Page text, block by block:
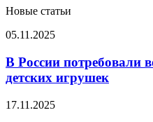
Новые статьи
В
потребовали
возродить
институт
игрушек
05.11.2025
В России потребовали
детских игрушек
Мужчина,
17.11.2025